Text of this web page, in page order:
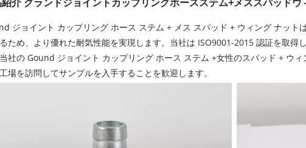
ジョイント カップリング ホース ステム + メス スパッド + ウィング ナット
ため、より優れた耐気性能を実現します。当社は ISO9001-2015 認証を取得
社の Gound ジョイント カップリング ホース ステム +女性のスパッド + ウ
場を訪問してサンプルを入手することを歓迎します。